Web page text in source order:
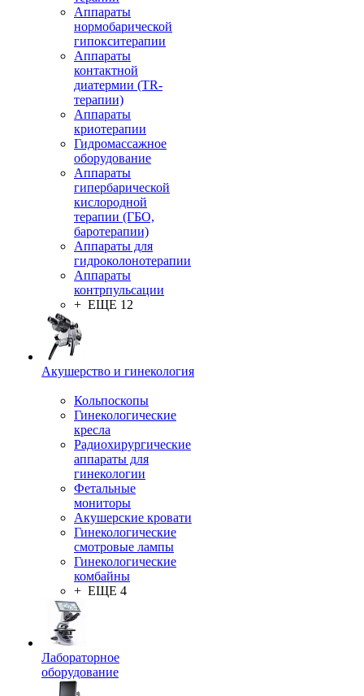
Аппараты
нормобарической
гипокситерапии
Аппараты
контактной
диатермии (TR-
терапии)
Аппараты
криотерапии
Гидромассажное
оборудование
Аппараты
гипербарической
кислородной
терапии (ГБО,
баротерапии)
Аппараты для
гидроколонотерапии
Аппараты
контрпульсации
+ ЕЩЕ 12
Акушерство и гинекология
Кольпоскопы
Гинекологические
кресла
Радиохирургические
аппараты для
гинекологии
Фетальные
мониторы
Акушерские кровати
Гинекологические
смотровые лампы
Гинекологические
комбайны
+ ЕЩЕ 4
Лабораторное
оборудование